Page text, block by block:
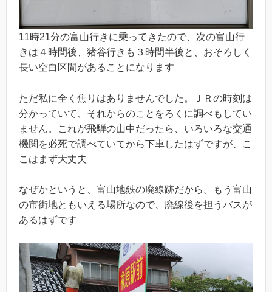
11時21分の富山行きに乗ってきたので、次の富山行
きは４時間後、猪谷行きも３時間半後と、おそろしく
長い空白区間があることになります
ただ私に全く焦りはありませんでした。ＪＲの時刻は
分かっていて、それからのことをろくに調べもしてい
ません。これが飛騨の山中だったら、いろいろな交通
機関を必死で調べていてから下車したはずですが、こ
こはまず大丈夫
なぜかというと、富山地鉄の廃線跡だから。もう富山
の市街地ともいえる場所なので、廃線後を担うバスが
あるはずです